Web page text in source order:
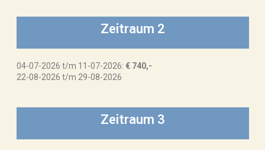
Zeitraum 2
04-07-2026 t/m 11-07-2026: € 740,-
22-08-2026 t/m 29-08-2026
Zeitraum 3